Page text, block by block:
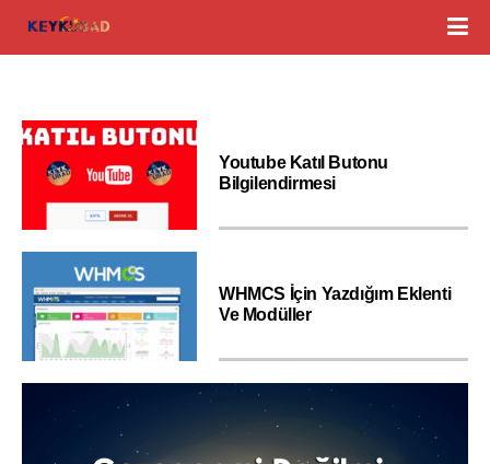
Youtube Katıl Butonu
Bilgilendirmesi
WHMCS İçin Yazdığım Eklenti
Ve Modüller